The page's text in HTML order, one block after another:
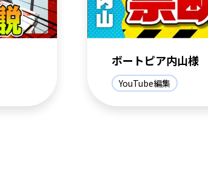
ボートピア内山様
YouTube編集